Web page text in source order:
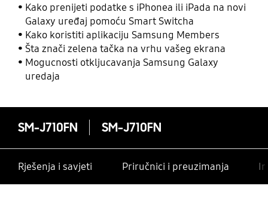
Kako prenijeti podatke s iPhonea ili iPada na novi
Galaxy uređaj pomoću Smart Switcha
Kako koristiti aplikaciju Samsung Members
Šta znači zelena tačka na vrhu vašeg ekrana
Mogucnosti otkljucavanja Samsung Galaxy
uredaja
SM-J710FN SM-J710FN
Rješenja i savjeti Priručnici i preuzimanja